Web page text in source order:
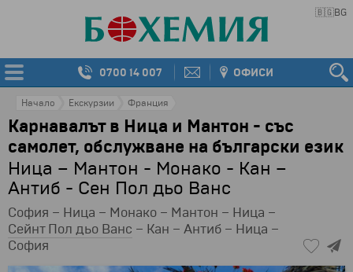
🇧🇬BG
0700 14 007 ОФИСИ
Начало Екскурзии Франция
Карнавалът в Ница и Мантон - със
самолет, обслужване на български език
Ница – Мантон - Монако - Кан –
Антиб - Сен Пол дьо Ванс
София – Ница – Монако – Мантон – Ница –
Сейнт Пол дьо Ванс – Кан – Антиб – Ница –
София